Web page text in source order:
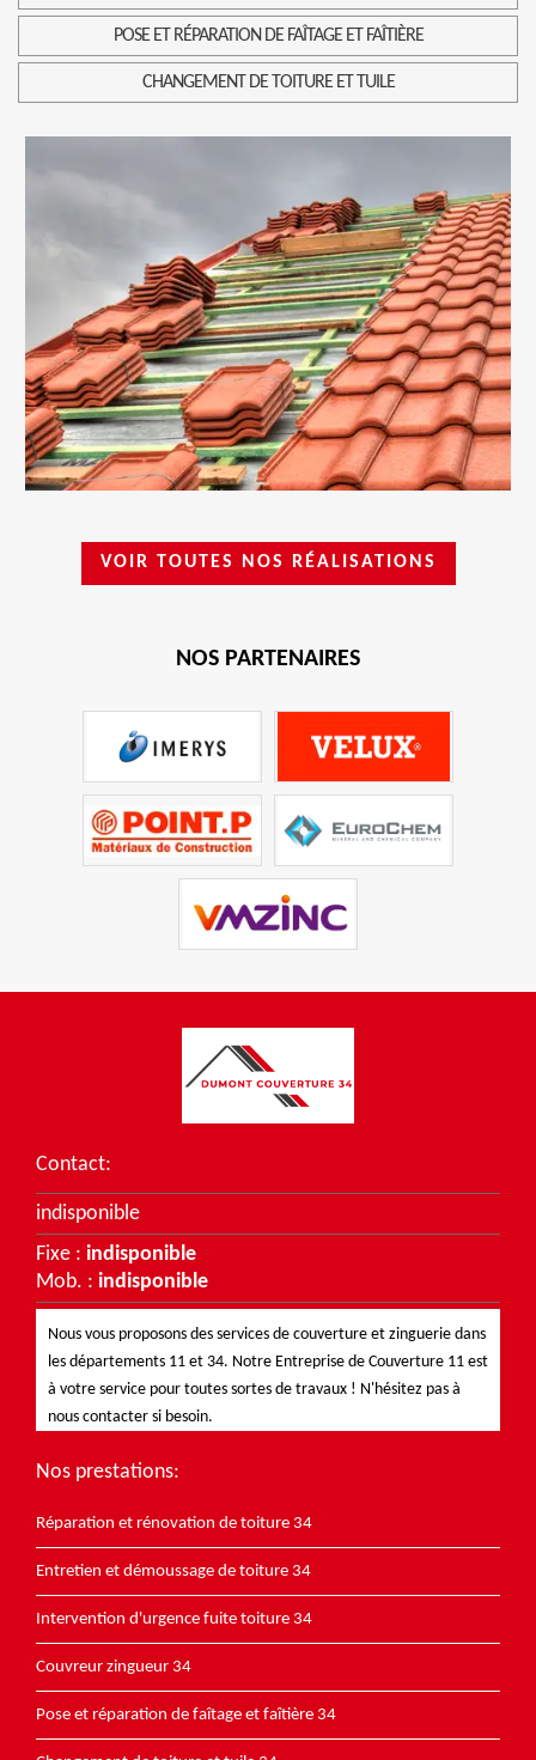
POSE ET RÉPARATION DE FAÎTAGE ET FAÎTIÈRE
CHANGEMENT DE TOITURE ET TUILE
VOIR TOUTES NOS RÉALISATIONS
NOS PARTENAIRES
Contact:
indisponible
Fixe : indisponible
Mob. : indisponible
Nous vous proposons des services de couverture et zinguerie dans
les départements 11 et 34. Notre Entreprise de Couverture 11 est
à votre service pour toutes sortes de travaux ! N'hésitez pas à
nous contacter si besoin.
Nos prestations:
Réparation et rénovation de toiture 34
Entretien et démoussage de toiture 34
Intervention d'urgence fuite toiture 34
Couvreur zingueur 34
Pose et réparation de faîtage et faîtière 34